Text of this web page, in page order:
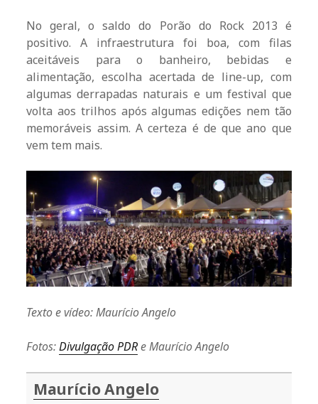
No geral, o saldo do Porão do Rock 2013 é
positivo. A infraestrutura foi boa, com filas
aceitáveis para o banheiro, bebidas e
alimentação, escolha acertada de line-up, com
algumas derrapadas naturais e um festival que
volta aos trilhos após algumas edições nem tão
memoráveis assim. A certeza é de que ano que
vem tem mais.
Texto e vídeo: Maurício Angelo
Fotos:Divulgação PDRe Maurício Angelo
Maurício Angelo